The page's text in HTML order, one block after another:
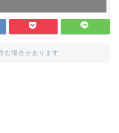
む場合があります